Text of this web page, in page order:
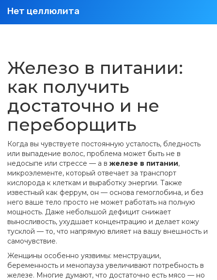
Нет целлюлита
Железо в питании:
как получить
достаточно и не
переборщить
Когда вы чувствуете постоянную усталость, бледность
или выпадение волос, проблема может быть не в
недосыпе или стрессе — а в железе в питании,
микроэлементе, который отвечает за транспорт
кислорода к клеткам и выработку энергии. Также
известный как феррум, он — основа гемоглобина, и без
него ваше тело просто не может работать на полную
мощность. Даже небольшой дефицит снижает
выносливость, ухудшает концентрацию и делает кожу
тусклой — то, что напрямую влияет на вашу внешность и
самочувствие.
Женщины особенно уязвимы: менструации,
беременность и менопауза увеличивают потребность в
железе. Многие думают, что достаточно есть мясо — но